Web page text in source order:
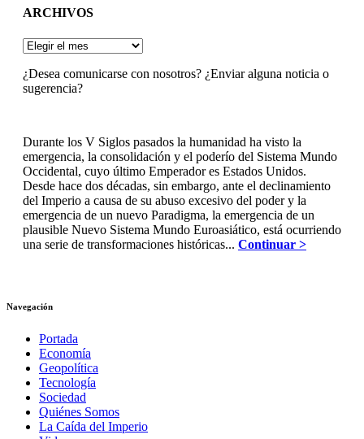
ARCHIVOS
ARCHIVOS
¿Desea comunicarse con nosotros? ¿Enviar alguna noticia o
sugerencia?
Durante los V Siglos pasados la humanidad ha visto la
emergencia, la consolidación y el poderío del Sistema Mundo
Occidental, cuyo último Emperador es Estados Unidos.
Desde hace dos décadas, sin embargo, ante el declinamiento
del Imperio a causa de su abuso excesivo del poder y la
emergencia de un nuevo Paradigma, la emergencia de un
plausible Nuevo Sistema Mundo Euroasiático, está ocurriendo
una serie de transformaciones históricas... Continuar >
Navegación
Portada
Economía
Geopolítica
Tecnología
Sociedad
Quiénes Somos
La Caída del Imperio